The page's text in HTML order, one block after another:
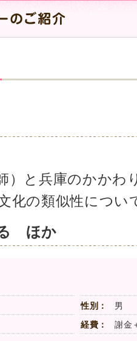
）と兵庫のかかわ
化の類似性につ
ほか
性別：
男
経費：
謝金